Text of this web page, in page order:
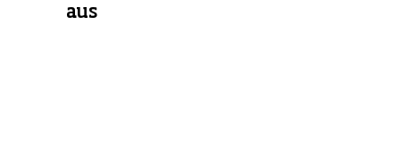
aus